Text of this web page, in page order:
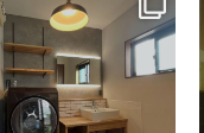
7月 13